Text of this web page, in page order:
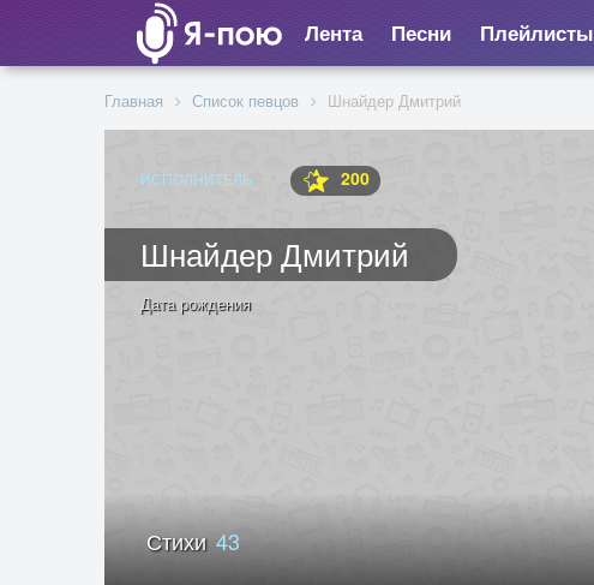
Лента Песни Плейлисты
Главная Список певцов Шнайдер Дмитрий
ИСПОЛНИТЕЛЬ 200
Шнайдер Дмитрий
Дата рождения
Стихи43